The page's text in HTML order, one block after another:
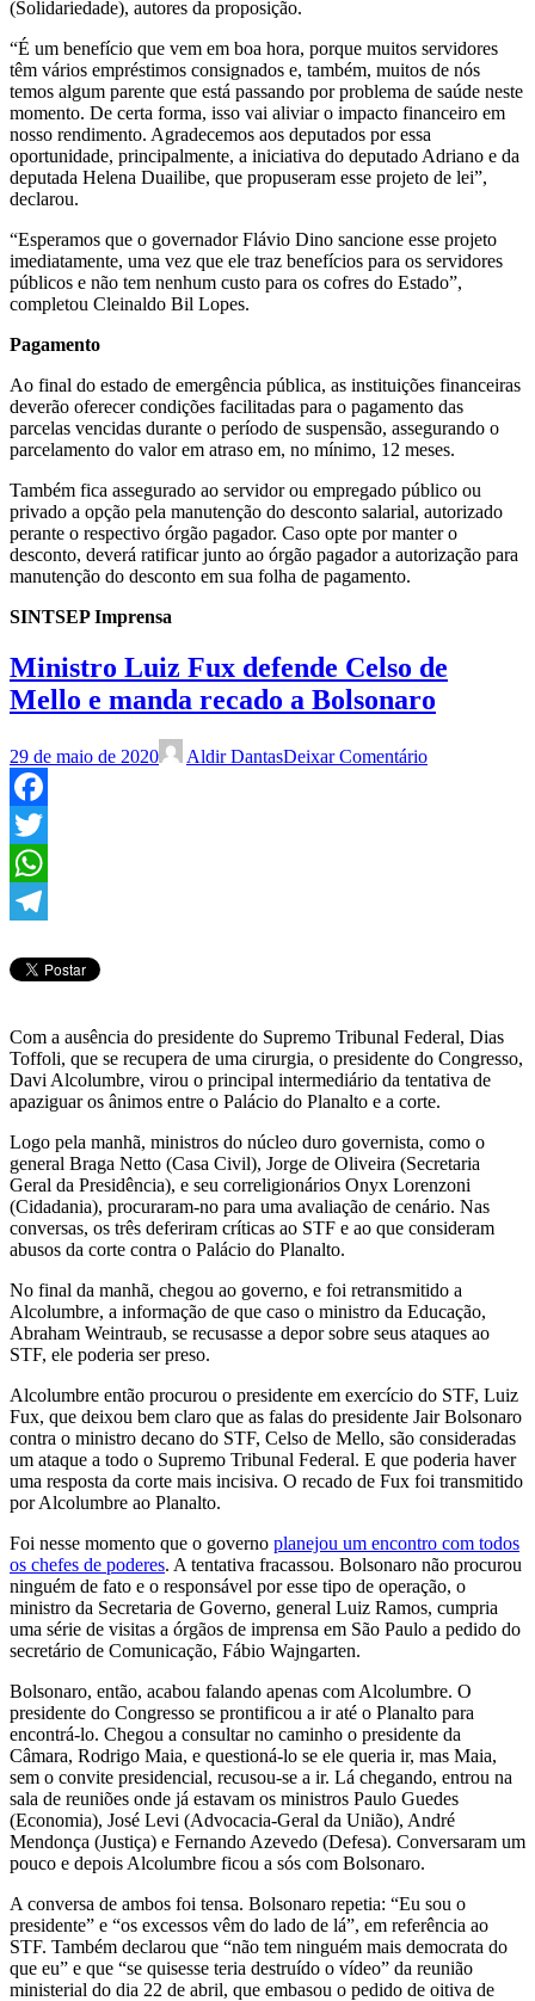
(Solidariedade), autores da proposição.
“É um benefício que vem em boa hora, porque muitos servidores
têm vários empréstimos consignados e, também, muitos de nós
temos algum parente que está passando por problema de saúde neste
momento. De certa forma, isso vai aliviar o impacto financeiro em
nosso rendimento. Agradecemos aos deputados por essa
oportunidade, principalmente, a iniciativa do deputado Adriano e da
deputada Helena Duailibe, que propuseram esse projeto de lei”,
declarou.
“Esperamos que o governador Flávio Dino sancione esse projeto
imediatamente, uma vez que ele traz benefícios para os servidores
públicos e não tem nenhum custo para os cofres do Estado”,
completou Cleinaldo Bil Lopes.
Pagamento
Ao final do estado de emergência pública, as instituições financeiras
deverão oferecer condições facilitadas para o pagamento das
parcelas vencidas durante o período de suspensão, assegurando o
parcelamento do valor em atraso em, no mínimo, 12 meses.
Também fica assegurado ao servidor ou empregado público ou
privado a opção pela manutenção do desconto salarial, autorizado
perante o respectivo órgão pagador. Caso opte por manter o
desconto, deverá ratificar junto ao órgão pagador a autorização para
manutenção do desconto em sua folha de pagamento.
SINTSEP Imprensa
Ministro Luiz Fux defende Celso de
Mello e manda recado a Bolsonaro
29 de maio de 2020 Aldir DantasDeixar Comentário
Facebook
Twitter
WhatsApp
Com a ausência do presidente do Supremo Tribunal Federal, Dias
Toffoli, que se recupera de uma cirurgia, o presidente do Congresso,
Davi Alcolumbre, virou o principal intermediário da tentativa de
apaziguar os ânimos entre o Palácio do Planalto e a corte.
Logo pela manhã, ministros do núcleo duro governista, como o
general Braga Netto (Casa Civil), Jorge de Oliveira (Secretaria
Geral da Presidência), e seu correligionários Onyx Lorenzoni
(Cidadania), procuraram-no para uma avaliação de cenário. Nas
conversas, os três deferiram críticas ao STF e ao que consideram
abusos da corte contra o Palácio do Planalto.
No final da manhã, chegou ao governo, e foi retransmitido a
Alcolumbre, a informação de que caso o ministro da Educação,
Abraham Weintraub, se recusasse a depor sobre seus ataques ao
STF, ele poderia ser preso.
Alcolumbre então procurou o presidente em exercício do STF, Luiz
Fux, que deixou bem claro que as falas do presidente Jair Bolsonaro
contra o ministro decano do STF, Celso de Mello, são consideradas
um ataque a todo o Supremo Tribunal Federal. E que poderia haver
uma resposta da corte mais incisiva. O recado de Fux foi transmitido
por Alcolumbre ao Planalto.
Foi nesse momento que o governo planejou um encontro com todos
os chefes de poderes. A tentativa fracassou. Bolsonaro não procurou
ninguém de fato e o responsável por esse tipo de operação, o
ministro da Secretaria de Governo, general Luiz Ramos, cumpria
uma série de visitas a órgãos de imprensa em São Paulo a pedido do
secretário de Comunicação, Fábio Wajngarten.
Bolsonaro, então, acabou falando apenas com Alcolumbre. O
presidente do Congresso se prontificou a ir até o Planalto para
encontrá-lo. Chegou a consultar no caminho o presidente da
Câmara, Rodrigo Maia, e questioná-lo se ele queria ir, mas Maia,
sem o convite presidencial, recusou-se a ir. Lá chegando, entrou na
sala de reuniões onde já estavam os ministros Paulo Guedes
(Economia), José Levi (Advocacia-Geral da União), André
Mendonça (Justiça) e Fernando Azevedo (Defesa). Conversaram um
pouco e depois Alcolumbre ficou a sós com Bolsonaro.
A conversa de ambos foi tensa. Bolsonaro repetia: “Eu sou o
presidente” e “os excessos vêm do lado de lá”, em referência ao
STF. Também declarou que “não tem ninguém mais democrata do
que eu” e que “se quisesse teria destruído o vídeo” da reunião
ministerial do dia 22 de abril, que embasou o pedido de oitiva de